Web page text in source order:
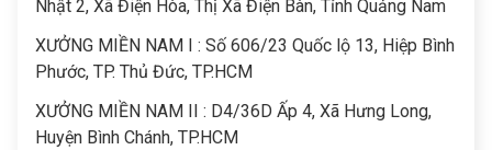
Nhật 2, Xã Điện Hòa, Thị Xã Điện Bàn, Tỉnh Quảng Nam
XƯỞNG MIỀN NAM I : Số 606/23 Quốc lộ 13, Hiệp Bình
Phước, TP. Thủ Đức, TP.HCM
XƯỞNG MIỀN NAM II : D4/36D Ấp 4, Xã Hưng Long,
Huyện Bình Chánh, TP.HCM